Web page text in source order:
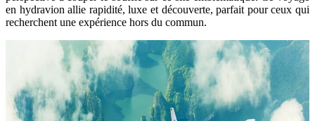
en hydravion allie rapidité, luxe et découverte, parfait pour ceux qui
recherchent une expérience hors du commun.